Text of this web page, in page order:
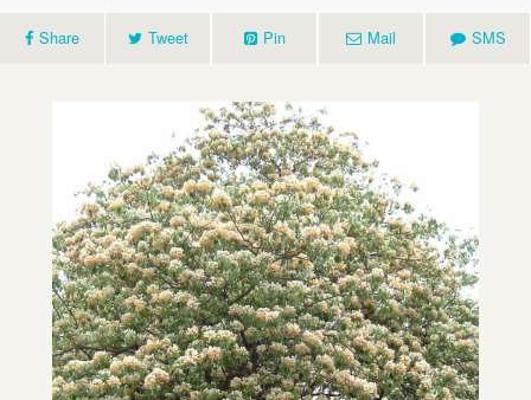
Share Tweet Pin Mail SMS